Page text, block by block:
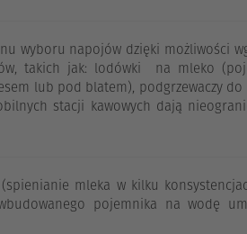
wyboru napojów dzięki możliwości
takich jak: lodówki na mleko
lub pod blatem), podgrzewaczy
stacji kawowych dają
mleka w kilku
pojemnika na wodę